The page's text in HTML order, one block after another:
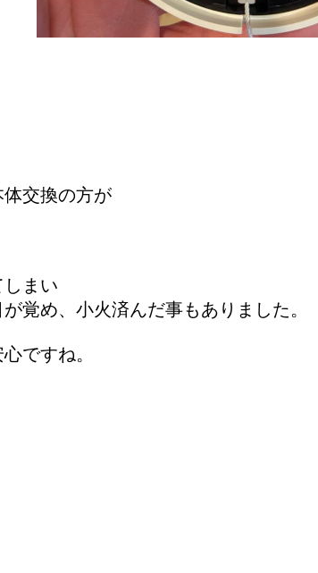
交換の方が
まい
覚め、小火済んだ事もありました。
ですね。